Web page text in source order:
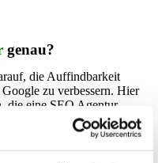
genau?
die Auffindbarkeit
zu verbessern. Hier
die eine SEO Agentur